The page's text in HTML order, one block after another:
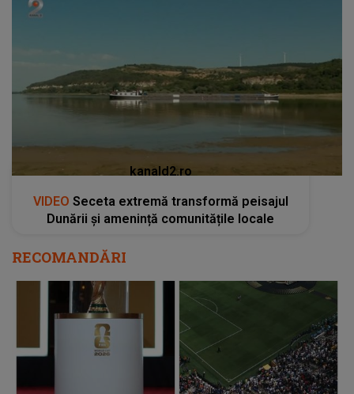
kanald2.ro
VIDEO Seceta extremă transformă peisajul
Dunării și amenință comunitățile locale
RECOMANDĂRI